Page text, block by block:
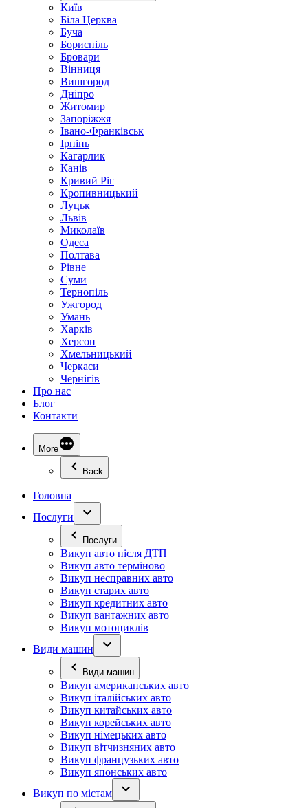
Київ
Біла Церква
Буча
Бориспіль
Бровари
Вінниця
Вишгород
Дніпро
Житомир
Запоріжжя
Івано-Франківськ
Ірпінь
Кагарлик
Канів
Кривий Ріг
Кропивницький
Луцьк
Львів
Миколаїв
Одеса
Полтава
Рівне
Суми
Тернопіль
Ужгород
Умань
Харків
Херсон
Хмельницький
Черкаси
Чернігів
Про нас
Блог
Контакти
More
Back
Головна
Послуги
Послуги
Викуп авто після ДТП
Викуп авто терміново
Викуп несправних авто
Викуп старих авто
Викуп кредитних авто
Викуп вантажних авто
Викуп мотоциклів
Види машин
Види машин
Викуп американських авто
Викуп італійських авто
Викуп китайських авто
Викуп корейських авто
Викуп німецьких авто
Викуп вітчизняних авто
Викуп французьких авто
Викуп японських авто
Викуп по містам